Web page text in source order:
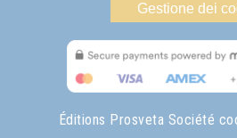
Gestione dei
Éditions Prosveta Société